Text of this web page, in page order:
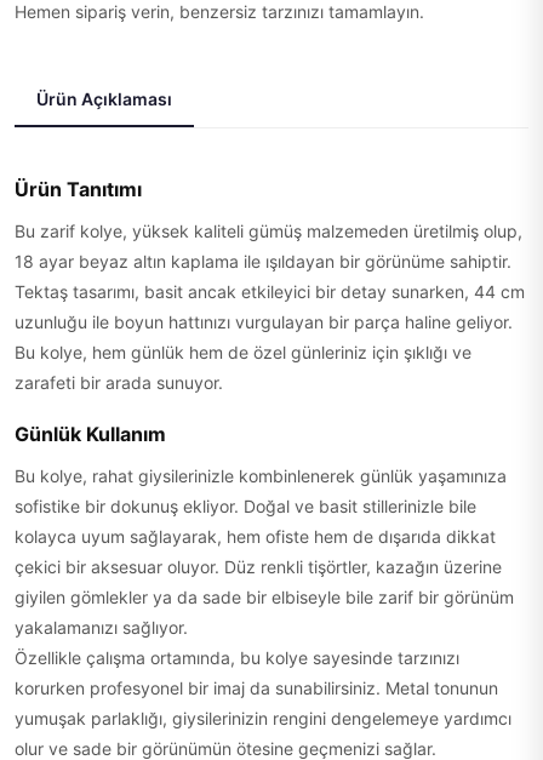
Hemen sipariş verin, benzersiz tarzınızı tamamlayın.
Ürün Açıklaması
Ürün Tanıtımı
Bu zarif kolye, yüksek kaliteli gümüş malzemeden üretilmiş olup,
18 ayar beyaz altın kaplama ile ışıldayan bir görünüme sahiptir.
Tektaş tasarımı, basit ancak etkileyici bir detay sunarken, 44 cm
uzunluğu ile boyun hattınızı vurgulayan bir parça haline geliyor.
Bu kolye, hem günlük hem de özel günleriniz için şıklığı ve
zarafeti bir arada sunuyor.
Günlük Kullanım
Bu kolye, rahat giysilerinizle kombinlenerek günlük yaşamınıza
sofistike bir dokunuş ekliyor. Doğal ve basit stillerinizle bile
kolayca uyum sağlayarak, hem ofiste hem de dışarıda dikkat
çekici bir aksesuar oluyor. Düz renkli tişörtler, kazağın üzerine
giyilen gömlekler ya da sade bir elbiseyle bile zarif bir görünüm
yakalamanızı sağlıyor.
Özellikle çalışma ortamında, bu kolye sayesinde tarzınızı
korurken profesyonel bir imaj da sunabilirsiniz. Metal tonunun
yumuşak parlaklığı, giysilerinizin rengini dengelemeye yardımcı
olur ve sade bir görünümün ötesine geçmenizi sağlar.